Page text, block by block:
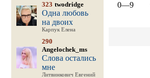
323 twodridge
Одна любовь
на двоих
Карпук Елена
290
Angelochek_ms
Слова остались
мне
Литвинкович Евгений
0—9